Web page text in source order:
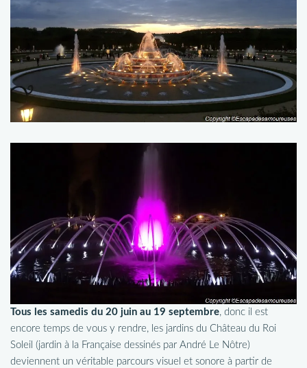
Tous les samedis du 20 juin au 19 septembre, donc il est
encore temps de vous y rendre, les jardins du Château du Roi
Soleil (jardin à la Française dessinés par André Le Nôtre)
deviennent un véritable parcours visuel et sonore à partir de